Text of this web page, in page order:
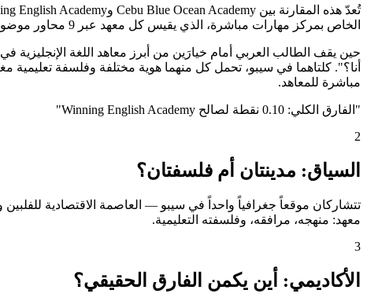
الخاص بمركز مهارات مباشرة، الذي يقيس كل معهد عبر 9 محاور موضوعية تشمل الجانب الأكاديمي والمرافق والإقامة والأكل والموقع والأمان وغيرها.
مباشرة للمعاهد.
" الفارق الكلي: 0.10 نقطة لصالح Winning English Academy
"
2
السياق: مدينتان أم فلسفتان؟
تتشاركان موقعاً جغرافياً واحداً في سيبو — العاصمة الاقتصادية للفلبين
معهد: منهجه، مرافقه، وفلسفته التعليمية.
3
الأكاديمي: أين يكمن الفارق الحقيقي؟